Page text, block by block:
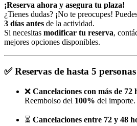
¡Reserva ahora y asegura tu plaza!
¿Tienes dudas? ¡No te preocupes!
3 días antes de la actividad.
Si necesitas modificar tu reserva,
mejores opciones disponibles.
✅Reservas de hasta 5 personas
❌ Cancelaciones con más de 72
Reembolso del 100% del importe.
⏳ Cancelaciones entre 72 y 48